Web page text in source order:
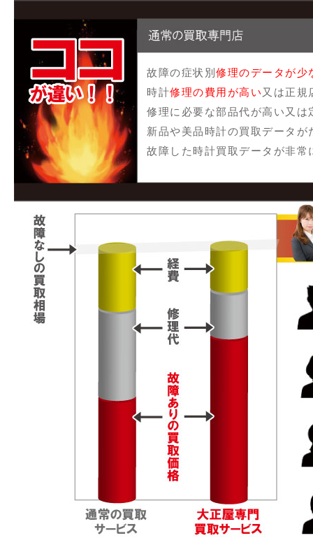
故障の症状別 修理のデータが少
時計修理の費用が高い 又は正規
修理に必要な部品代が高い又は
新品や美品時計の買取データが
故障した時計買取データが非常